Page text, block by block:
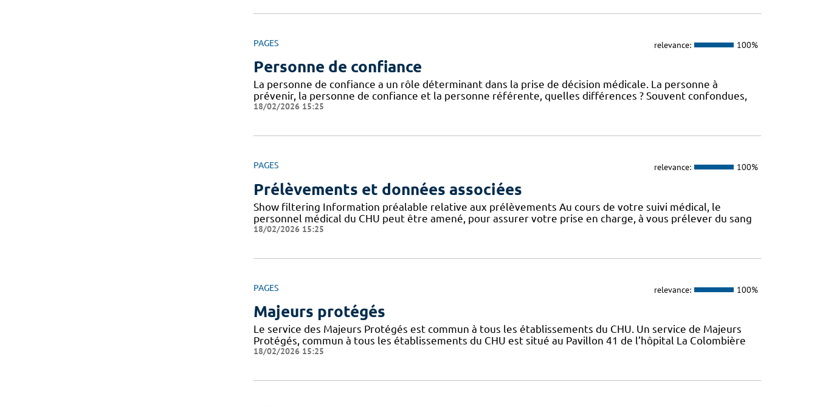
PAGES relevance: 100%
Personne de confiance
La personne de confiance a un rôle déterminant dans la prise de décision médicale. La personne à
prévenir, la personne de confiance et la personne référente, quelles différences ? Souvent confondues,
18/02/2026 15:25
PAGES relevance: 100%
Prélèvements et données associées
Show filtering Information préalable relative aux prélèvements Au cours de votre suivi médical, le
personnel médical du CHU peut être amené, pour assurer votre prise en charge, à vous prélever du sang
18/02/2026 15:25
PAGES relevance: 100%
Majeurs protégés
Le service des Majeurs Protégés est commun à tous les établissements du CHU. Un service de Majeurs
Protégés, commun à tous les établissements du CHU est situé au Pavillon 41 de l’hôpital La Colombière
18/02/2026 15:25